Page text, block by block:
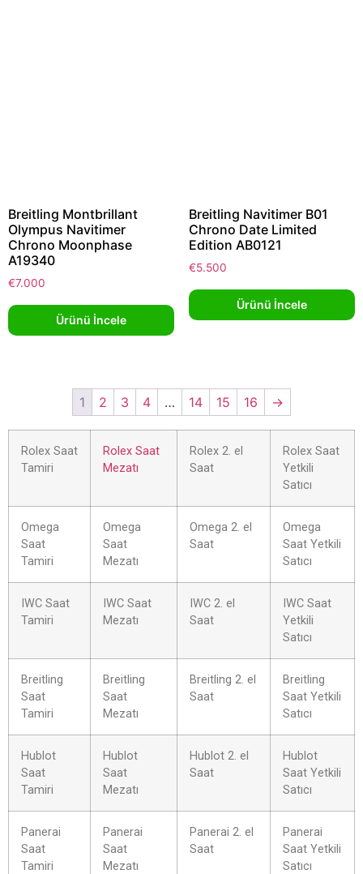
Breitling Montbrillant
Olympus Navitimer
Chrono Moonphase
A19340
€7.000
Ürünü İncele
Breitling Navitimer B01
Chrono Date Limited
Edition AB0121
€5.500
Ürünü İncele
1 2 3 4 … 14 15 16 →
Rolex Saat
Tamiri
Rolex Saat
Mezatı
Rolex 2. el
Saat
Rolex Saat
Yetkili
Satıcı
Omega
Saat
Tamiri
Omega
Saat
Mezatı
Omega 2. el
Saat
Omega
Saat Yetkili
Satıcı
IWC Saat
Tamiri
IWC Saat
Mezatı
IWC 2. el
Saat
IWC Saat
Yetkili
Satıcı
Breitling
Saat
Tamiri
Breitling
Saat
Mezatı
Breitling 2. el
Saat
Breitling
Saat Yetkili
Satıcı
Hublot
Saat
Tamiri
Hublot
Saat
Mezatı
Hublot 2. el
Saat
Hublot
Saat Yetkili
Satıcı
Panerai
Saat
Tamiri
Panerai
Saat
Mezatı
Panerai 2. el
Saat
Panerai
Saat Yetkili
Satıcı